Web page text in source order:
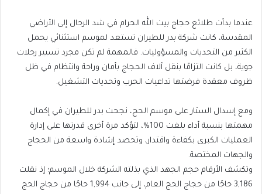
عندما بدأت طلائع حجاج بيت الله الحرام في شد الرحال إلى الأراضي
المقدسة، كانت شركة بدر للطيران تستعد لموسم استثنائي يحمل
الكثير من التحديات والمسؤوليات. فالمهمة لم تكن مجرد تسيير رحلات
جوية، بل كانت التزامًا بنقل آلاف الحجاج بأمان وراحة وانتظام في ظل
ظروف معقدة فرضتها تداعيات الحرب وتحديات التشغيل.
ومع إسدال الستار على موسم الحج، نجحت بدر للطيران في إكمال
مهمتها بنسبة أداء بلغت 100%، لتؤكد مرة أخرى قدرتها على إدارة
العمليات الكبرى بكفاءة واقتدار، وتحصد إشادة واسعة من الحجاج
والجهات المختصة.
وتكشف الأرقام حجم الجهد الذي بذلته الشركة خلال الموسم؛ إذ نقلت
3,186 حاجًا من حجاج الحج العام، إلى جانب 1,994 حاجًا من حجاج الحج